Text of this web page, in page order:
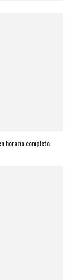
horario completo.